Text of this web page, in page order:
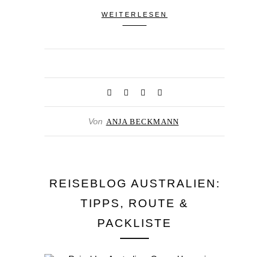
WEITERLESEN
Von ANJA BECKMANN
REISEBLOG AUSTRALIEN:
TIPPS, ROUTE &
PACKLISTE